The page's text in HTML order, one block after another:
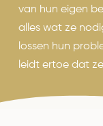
van hun eigen
alles wat ze
lossen hun
leidt ertoe dat